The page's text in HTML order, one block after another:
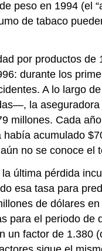
peso en 1994 (el
de tabaco
por productos de
durante los
A lo largo
la
millones. Cada
acumulado
no se conoce el
última pérdida
esa tasa para
de dólares
para el periodo de
un factor de 1.380